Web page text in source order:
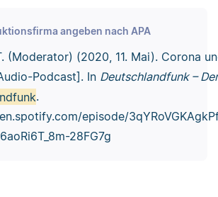
angeben nach APA
(Moderator) (2020, 11. Mai). Corona
Podcast]. In Deutschlandfunk –
.
episode/
28FG7g